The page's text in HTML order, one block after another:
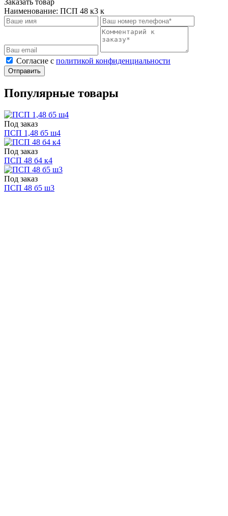
Наименование: ПСП 48 к3 к
Cогласие с политикой конфиденциальности
Отправить
Популярные товары
Под заказ
ПСП 1,48 б5 ш4
Под заказ
ПСП 48 б4 к4
Под заказ
ПСП 48 б5 ш3